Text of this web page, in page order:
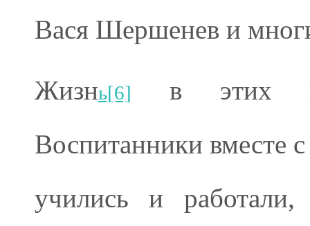
Вася Шершенев и
Жизнь[6]
в этих
Воспитанники вместе
учились и